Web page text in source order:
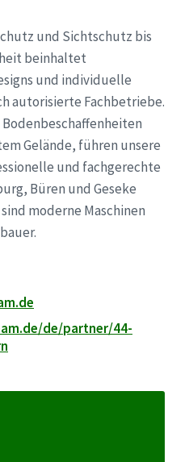
und Sichtschutz bis
beinhaltet
und individuelle
autorisierte Fachbetriebe.
Gelände, führen unsere
und fachgerechte
Büren und Geseke
moderne Maschinen
de/partner/44-